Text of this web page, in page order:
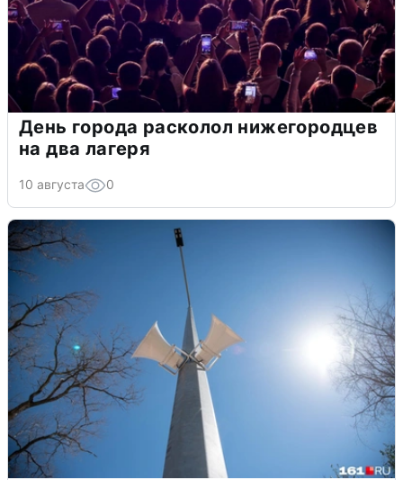
День города расколол нижегородцев
на два лагеря
10 августа 0